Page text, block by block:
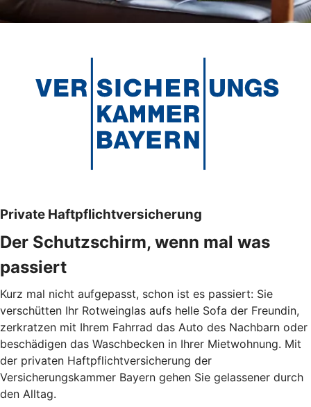
Private Haftpflichtversicherung
Der Schutzschirm, wenn mal was
passiert
Kurz mal nicht aufgepasst, schon ist es passiert: Sie
verschütten Ihr Rotweinglas aufs helle Sofa der Freundin,
zerkratzen mit Ihrem Fahrrad das Auto des Nachbarn oder
beschädigen das Waschbecken in Ihrer Mietwohnung. Mit
der privaten Haftpflichtversicherung der
Versicherungskammer Bayern gehen Sie gelassener durch
den Alltag.